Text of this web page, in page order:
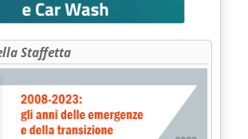
Staffetta